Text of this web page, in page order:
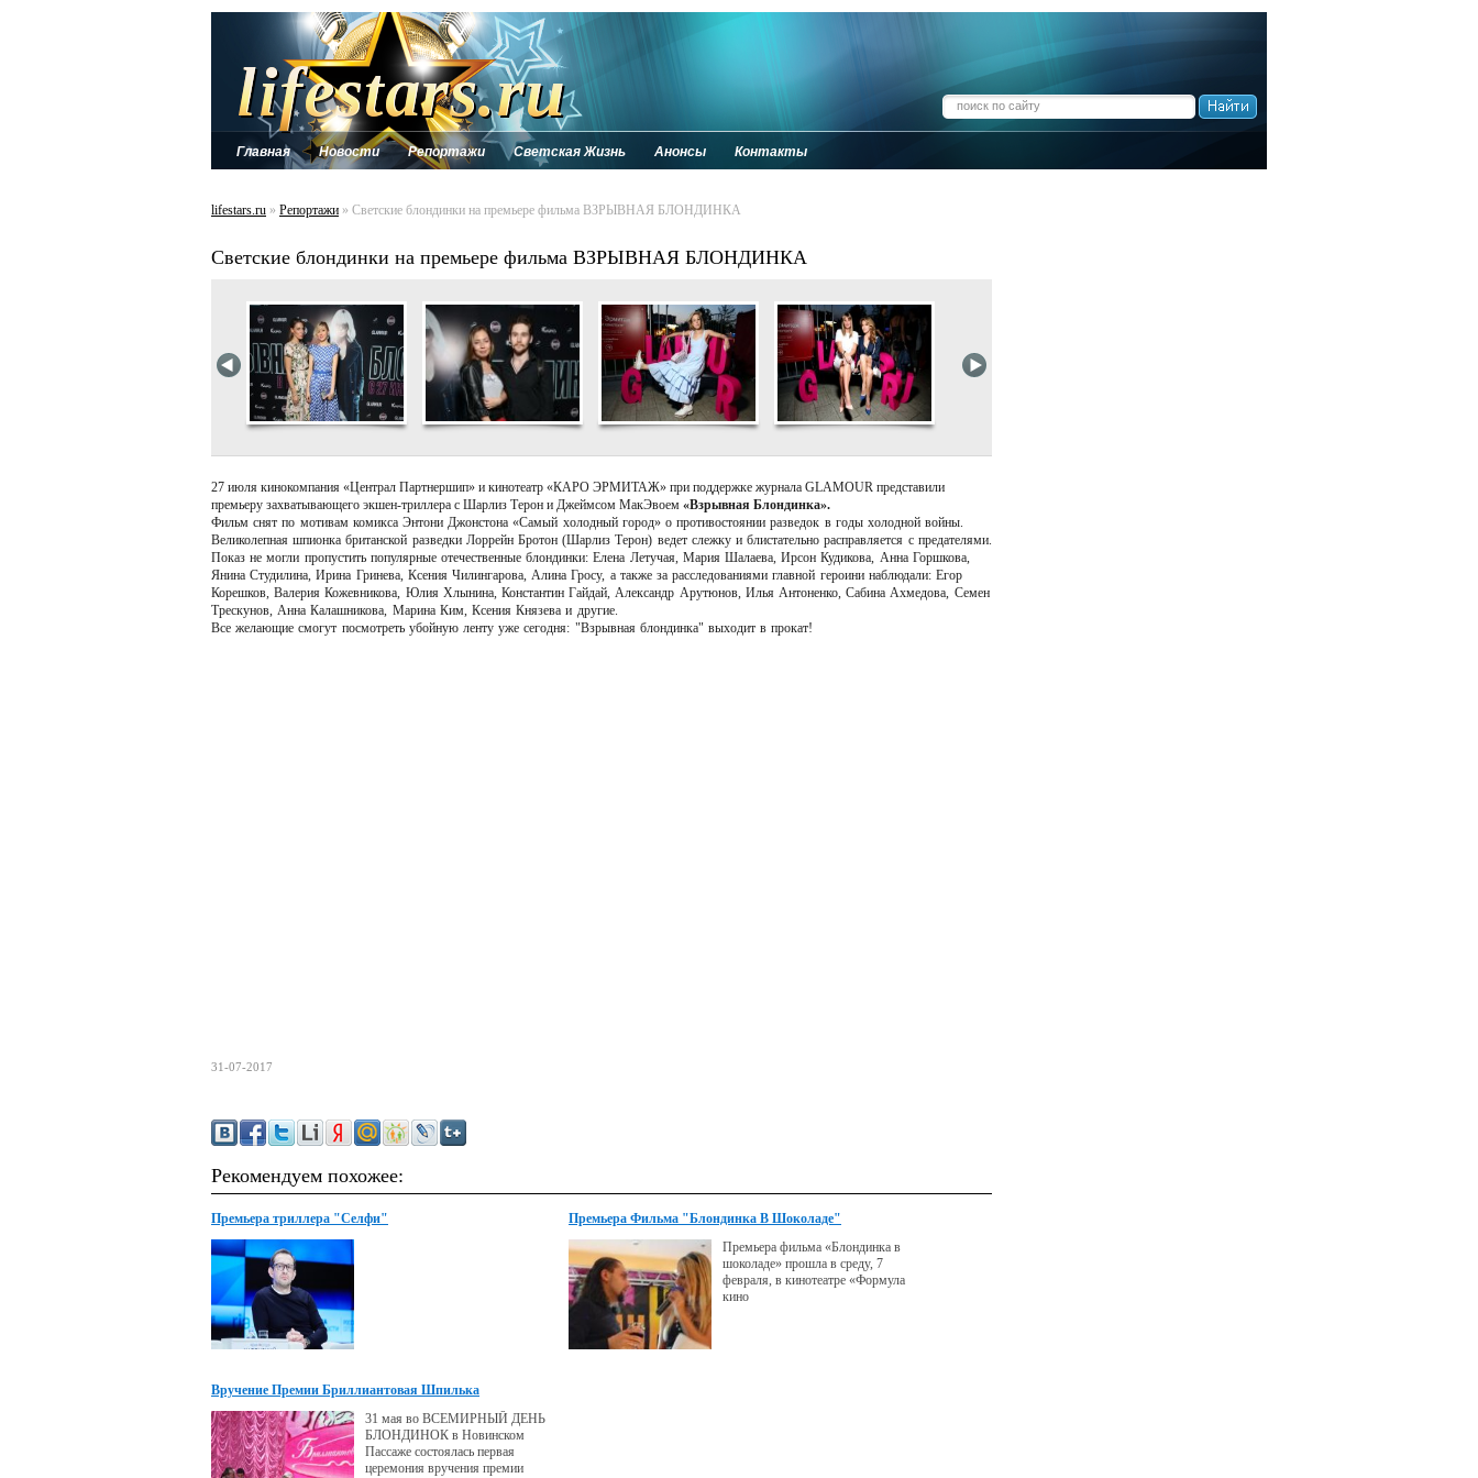
Главная Новости Репортажи Светская Жизнь Анонсы Контакты
lifestars.ru » Репортажи » Светские блондинки на премьере фильма ВЗРЫВНАЯ БЛОНДИНКА
Светские блондинки на премьере фильма ВЗРЫВНАЯ БЛОНДИНКА
27 июля кинокомпания «Централ Партнершип» и кинотеатр «КАРО ЭРМИТАЖ» при поддержке журнала GLAMOUR представили
премьеру захватывающего экшен-триллера с Шарлиз Терон и Джеймсом МакЭвоем «Взрывная Блондинка».
Фильм снят по мотивам комикса Энтони Джонстона «Самый холодный город» о противостоянии разведок в годы холодной войны.
Великолепная шпионка британской разведки Лоррейн Бротон (Шарлиз Терон) ведет слежку и блистательно расправляется с предателями.
Показ не могли пропустить популярные отечественные блондинки: Елена Летучая, Мария Шалаева, Ирсон Кудикова, Анна Горшкова,
Янина Студилина, Ирина Гринева, Ксения Чилингарова, Алина Гросу, а также за расследованиями главной героини наблюдали: Егор
Корешков, Валерия Кожевникова, Юлия Хлынина, Константин Гайдай, Александр Арутюнов, Илья Антоненко, Сабина Ахмедова, Семен
Трескунов, Анна Калашникова, Марина Ким, Ксения Князева и другие.
Все желающие смогут посмотреть убойную ленту уже сегодня: "Взрывная блондинка" выходит в прокат!
31-07-2017
Рекомендуем похожее:
Премьера триллера "Селфи"
Премьера Фильма "Блондинка В Шоколаде"
Премьера фильма «Блондинка в
шоколаде» прошла в среду, 7
февраля, в кинотеатре «Формула
кино
Вручение Премии Бриллиантовая Шпилька
31 мая во ВСЕМИРНЫЙ ДЕНЬ
БЛОНДИНОК в Новинском
Пассаже состоялась первая
церемония вручения премии